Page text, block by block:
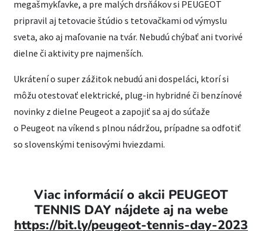
megašmykľavke, a pre malých drsňákov si PEUGEOT
pripravil aj tetovacie štúdio s tetovačkami od výmyslu
sveta, ako aj maľovanie na tvár. Nebudú chýbať ani tvorivé
dielne či aktivity pre najmenších.
Ukrátení o super zážitok nebudú ani dospeláci, ktorí si
môžu otestovať elektrické, plug-in hybridné či benzínové
novinky z dielne Peugeot a zapojiť sa aj do súťaže
o Peugeot na víkend s plnou nádržou, prípadne sa odfotiť
so slovenskými tenisovými hviezdami.
Viac informácií o akcii PEUGEOT
TENNIS DAY nájdete aj na webe
https://bit.ly/peugeot-tennis-day-2023